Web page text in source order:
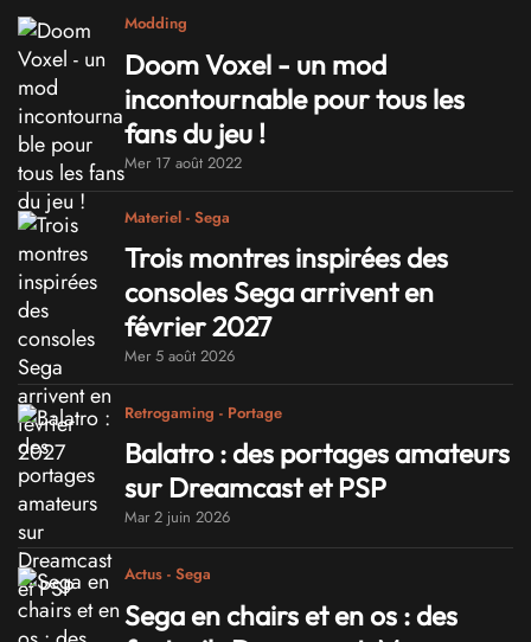
Modding
Doom Voxel - un mod
incontournable pour tous les
fans du jeu !
Mer 17 août 2022
Materiel - Sega
Trois montres inspirées des
consoles Sega arrivent en
février 2027
Mer 5 août 2026
Retrogaming - Portage
Balatro : des portages amateurs
sur Dreamcast et PSP
Mar 2 juin 2026
Actus - Sega
Sega en chairs et en os : des